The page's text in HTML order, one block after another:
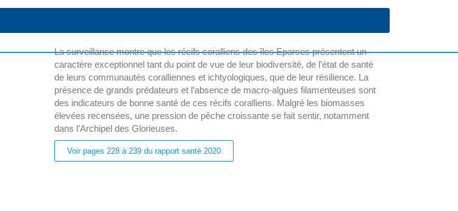
La surveillance montre que les récifs coralliens des îles Eparses présentent un
caractère exceptionnel tant du point de vue de leur biodiversité, de l’état de santé
de leurs communautés coralliennes et ichtyologiques, que de leur résilience. La
présence de grands prédateurs et l’absence de macro-algues filamenteuses sont
des indicateurs de bonne santé de ces récifs coralliens. Malgré les biomasses
élevées recensées, une pression de pêche croissante se fait sentir, notamment
dans l’Archipel des Glorieuses.
Voir pages 228 à 239 du rapport santé 2020